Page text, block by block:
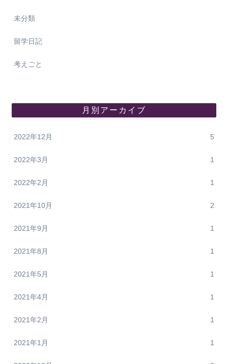
未分類
留学日記
考えごと
月別アーカイブ
2022年12月 5
2022年3月 1
2022年2月 1
2021年10月 2
2021年9月 1
2021年8月 1
2021年5月 1
2021年4月 1
2021年2月 1
2021年1月 1